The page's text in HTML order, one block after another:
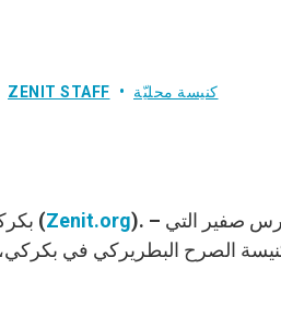
ZENIT STAFF كنيسة محليّة
بكركي، الاثنين 20 ديسمبر 2010 (Zenit.org). – ننشر في ما يلي عظة البطريرك الماروني مار نصرالله بطرس صفير التي